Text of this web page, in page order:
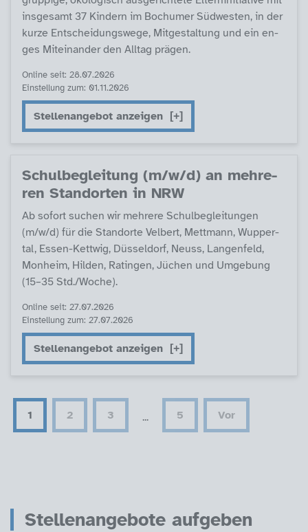
ins­ge­s­amt 37 Kin­dern im Bochu­mer Süd­wes­ten, in der
kur­ze Ent­schei­dungs­we­ge, Mit­ge­stal­tung und ein en­
ges Mit­ein­an­der den All­tag prä­gen.
Online seit: 28.07.2026
Einstellung zum: 01.11.2026
Stellenangebot anzeigen
Schul­be­g­lei­tung (m/w/d) an meh­re­
ren Stand­or­ten in NRW
Ab so­fort su­chen wir meh­re­re Schul­be­g­lei­tun­gen
(m/w/d) für die Stand­or­te Vel­bert, Mett­mann, Wup­per­
tal, Es­sen-Kett­wig, Düs­sel­dorf, Neuss, Lan­gen­feld,
Mon­heim, Hil­den, Ra­tin­gen, Jüchen und Um­ge­bung
(15–35 Std./Wo­che).
Online seit: 27.07.2026
Einstellung zum: 27.07.2026
Stellenangebot anzeigen
1 2 3 ... 5 Vor
Stellenangebote aufgeben